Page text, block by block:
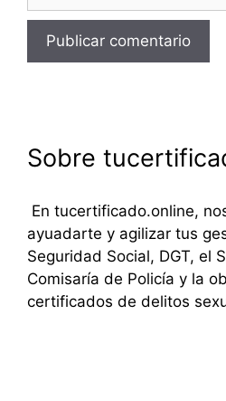
Sobre
En tucertificado.online,
ayuadarte y agilizar tus
Seguridad Social, DGT, el
Comisaría de Policía y la
certificados de delitos